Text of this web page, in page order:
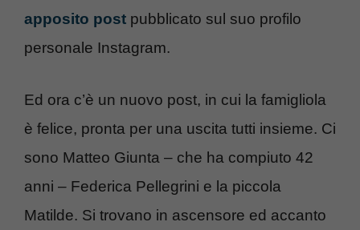
apposito post pubblicato sul suo profilo
personale Instagram.
Ed ora c’è un nuovo post, in cui la famigliola
è felice, pronta per una uscita tutti insieme. Ci
sono Matteo Giunta – che ha compiuto 42
anni – Federica Pellegrini e la piccola
Matilde. Si trovano in ascensore ed accanto